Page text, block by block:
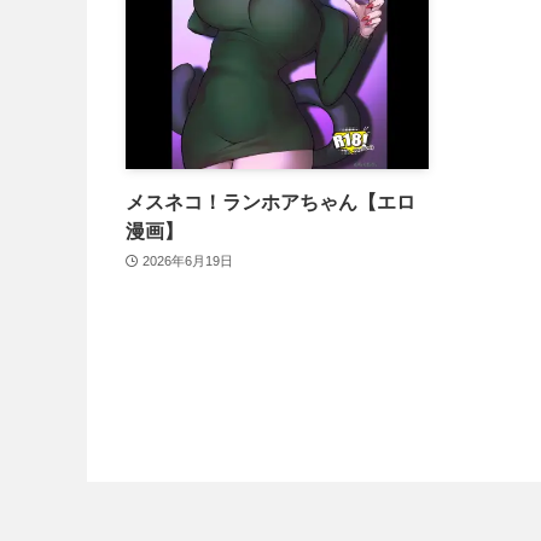
メスネコ！ランホアちゃん【エロ
漫画】
2026年6月19日